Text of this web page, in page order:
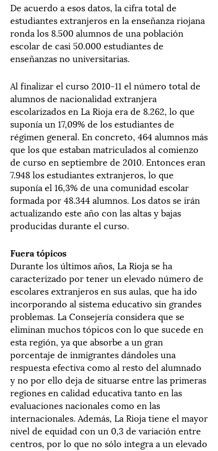
De acuerdo a esos datos, la cifra total de
estudiantes extranjeros en la enseñanza riojana
ronda los 8.500 alumnos de una población
escolar de casi 50.000 estudiantes de
enseñanzas no universitarias.
Al finalizar el curso 2010-11 el número total de
alumnos de nacionalidad extranjera
escolarizados en La Rioja era de 8.262, lo que
suponía un 17,09% de los estudiantes de
régimen general. En concreto, 464 alumnos más
que los que estaban matriculados al comienzo
de curso en septiembre de 2010. Entonces eran
7.948 los estudiantes extranjeros, lo que
suponía el 16,3% de una comunidad escolar
formada por 48.344 alumnos. Los datos se irán
actualizando este año con las altas y bajas
producidas durante el curso.
Fuera tópicos
Durante los últimos años, La Rioja se ha
caracterizado por tener un elevado número de
escolares extranjeros en sus aulas, que ha ido
incorporando al sistema educativo sin grandes
problemas. La Consejería considera que se
eliminan muchos tópicos con lo que sucede en
esta región, ya que absorbe a un gran
porcentaje de inmigrantes dándoles una
respuesta efectiva como al resto del alumnado
y no por ello deja de situarse entre las primeras
regiones en calidad educativa tanto en las
evaluaciones nacionales como en las
internacionales. Además, La Rioja tiene el mayor
nivel de equidad con un 0,3 de variación entre
centros, por lo que no sólo integra a un elevado